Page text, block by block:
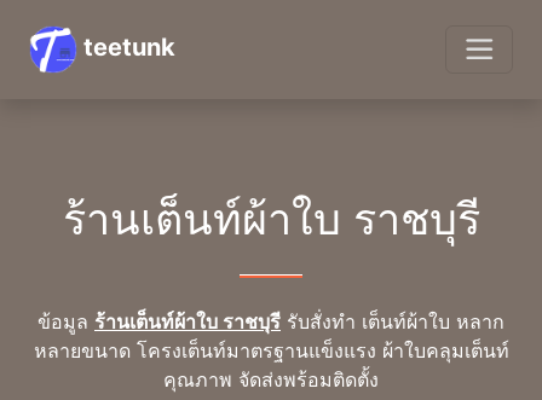
teetunk
ร้านเต็นท์ผ้าใบ ราชบุรี
ข้อมูล ร้านเต็นท์ผ้าใบ ราชบุรี รับสั่งทำ เต็นท์ผ้าใบ หลาก
หลายขนาด โครงเต็นท์มาตรฐานแข็งแรง ผ้าใบคลุมเต็นท์
คุณภาพ จัดส่งพร้อมติดตั้ง